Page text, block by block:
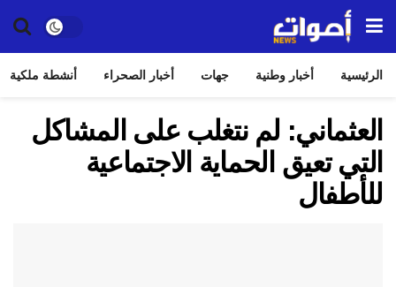
الرئيسية أخبار وطنية جهات أخبار الصحراء أنشطة ملكية
العثماني: لم نتغلب على المشاكل
التي تعيق الحماية الاجتماعية
للأطفال